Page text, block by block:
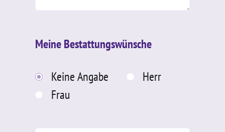
Meine Bestattungswünsche
Keine Angabe
Herr
Frau